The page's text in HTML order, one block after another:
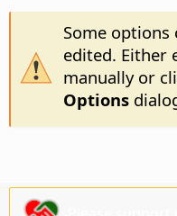
Some options
edited. Either
manually or
Options